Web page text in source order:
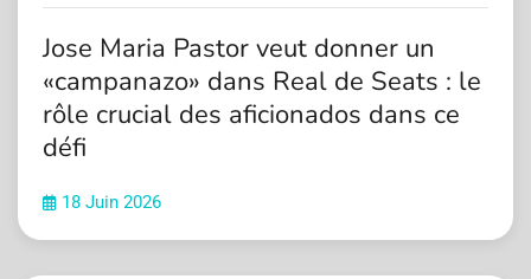
Jose Maria Pastor veut donner un
«campanazo» dans Real de Seats : le
rôle crucial des aficionados dans ce
défi
18 Juin 2026